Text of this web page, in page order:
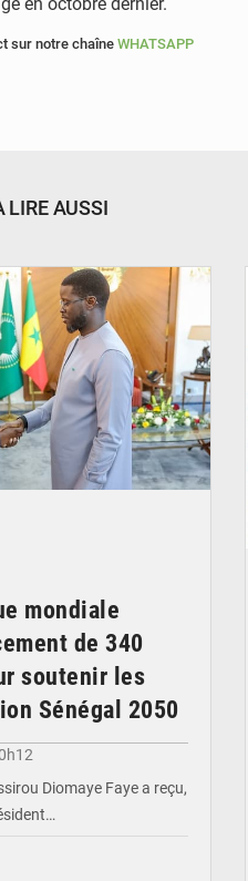
sur notre chaîne WHATSAPP
LIRE AUSSI
mondiale
de 340
soutenir les
Sénégal 2050
Diomaye Faye a reçu,